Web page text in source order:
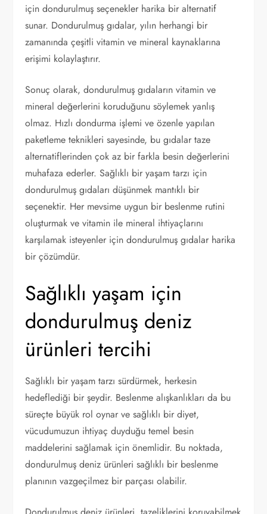
için dondurulmuş seçenekler harika bir alternatif
sunar. Dondurulmuş gıdalar, yılın herhangi bir
zamanında çeşitli vitamin ve mineral kaynaklarına
erişimi kolaylaştırır.
Sonuç olarak, dondurulmuş gıdaların vitamin ve
mineral değerlerini koruduğunu söylemek yanlış
olmaz. Hızlı dondurma işlemi ve özenle yapılan
paketleme teknikleri sayesinde, bu gıdalar taze
alternatiflerinden çok az bir farkla besin değerlerini
muhafaza ederler. Sağlıklı bir yaşam tarzı için
dondurulmuş gıdaları düşünmek mantıklı bir
seçenektir. Her mevsime uygun bir beslenme rutini
oluşturmak ve vitamin ile mineral ihtiyaçlarını
karşılamak isteyenler için dondurulmuş gıdalar harika
bir çözümdür.
Sağlıklı yaşam için
dondurulmuş deniz
ürünleri tercihi
Sağlıklı bir yaşam tarzı sürdürmek, herkesin
hedeflediği bir şeydir. Beslenme alışkanlıkları da bu
süreçte büyük rol oynar ve sağlıklı bir diyet,
vücudumuzun ihtiyaç duyduğu temel besin
maddelerini sağlamak için önemlidir. Bu noktada,
dondurulmuş deniz ürünleri sağlıklı bir beslenme
planının vazgeçilmez bir parçası olabilir.